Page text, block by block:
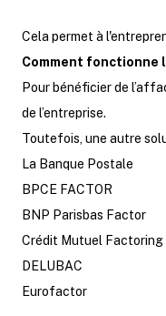
Cela permet à
Comment
Pour bénéficier de
de l’entreprise.
Toutefois, une autre
La Banque Postale
BPCE FACTOR
BNP Parisbas Factor
Crédit Mutuel Factoring
DELUBAC
Eurofactor